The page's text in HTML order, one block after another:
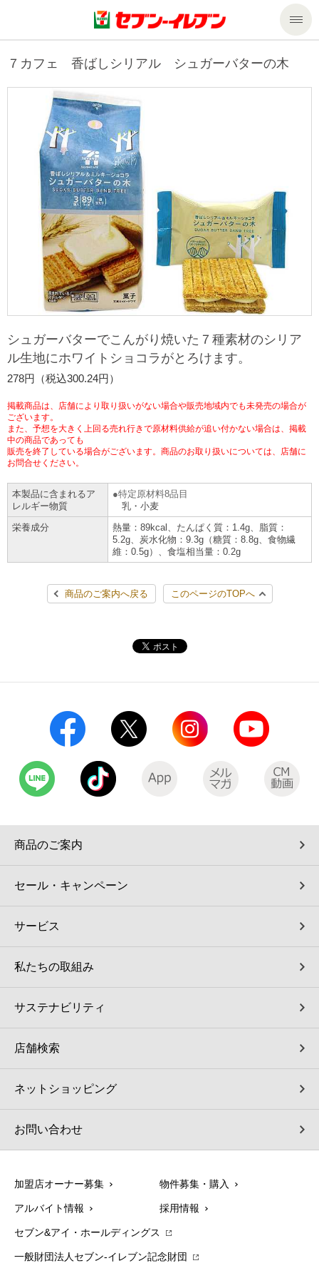
商品のご案内
商品のご案内トップ
今週の新商品
来週の新商品
商品カテゴリ一覧
セブンプレミアム
食の安全・安心への取組み
ギフト
プリペイドカード・金券
ニンテンドー・ダウンロードカード
セール・キャンペーン
サービス
サービストップ
nanacoトップ
マルチコピー機でできること
マルチコピー機でできることトップ
コピー
プリント
スキャン
ファクス
チケット
便利なサービス
宅配便
切手・はがき・印紙
セブン銀行ATM
ご利用可能なお支払い方法
各種料金のお支払い
自転車シェアリング（店舗限定）
モバイルバッテリーシェアリング（店舗限定）
チケットサービス
セブンチケット
チケットぴあ
イープラス
CNプレイガイド
セブン‐イレブンでお受取り
タワーレコード
セブンネットショッピング
停電時のサービス停止のお知らせ
企業情報
企業情報トップ
ニュースリリース
ごあいさつ
企業理念
会社概要
貸借対照表・損益計算書
沿革
国内店舗数
セブン-イレブンの歴史
私たちの取組み
サステナビリティ
サステナビリティトップ
セブン＆アイ・ホールディングスの重点課題
サステナビリティ活動基本方針
サステナビリティ推進体制
GREEN CHALLENGE 2050
4VISIONS
サステナビリティニュース
サステナビリティレポート
加盟店オーナー募集 物件募集・購入
店舗検索
ネットショッピング
お問い合わせ
Language
English (Corporate)
English (Services)
한국어(서비스)
７カフェ 香ばしシリアル シュガーバターの木
シュガーバターでこんがり焼いた７種素材のシリア
ル生地にホワイトショコラがとろけます。
278円（税込300.24円）
掲載商品は、店舗により取り扱いがない場合や販売地域内でも未発売の場合が
ございます。
また、予想を大きく上回る売れ行きで原材料供給が追い付かない場合は、掲載
中の商品であっても
販売を終了している場合がございます。商品のお取り扱いについては、店舗に
お問合せください。
本製品に含まれるア
レルギー物質
特定原材料8品目
乳・小麦
栄養成分
熱量：89kcal、たんぱく質：1.4g、脂質：
5.2g、炭水化物：9.3g（糖質：8.8g、食物繊
維：0.5g）、食塩相当量：0.2g
商品のご案内へ戻る このページのTOPへ
商品のご案内
セール・キャンペーン
サービス
私たちの取組み
サステナビリティ
店舗検索
ネットショッピング
お問い合わせ
加盟店オーナー募集 物件募集・購入
アルバイト情報 採用情報
セブン&アイ・ホールディングス
一般財団法人セブン-イレブン記念財団